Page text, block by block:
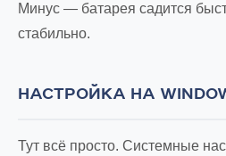
Минус — батарея садится
стабильно.
НАСТРОЙКА НА
Тут всё просто. Системные